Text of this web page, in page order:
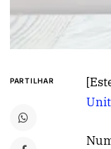
PARTILHAR